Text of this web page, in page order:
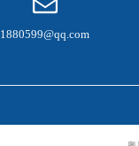
1880599@qq.com